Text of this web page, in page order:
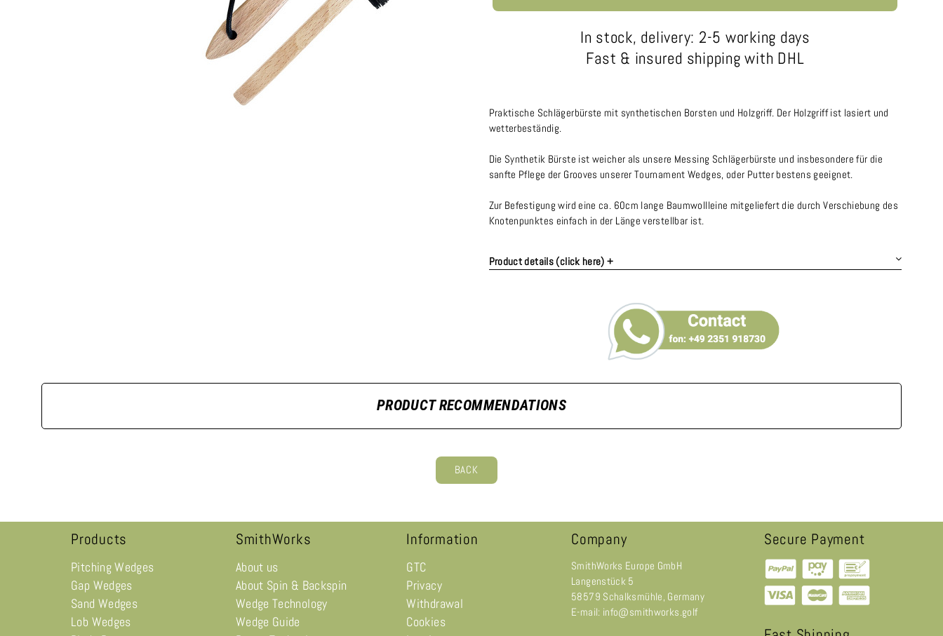
In stock, delivery: 2-5 working days
Fast & insured shipping with DHL
Praktische Schlägerbürste mit synthetischen Borsten und Holzgriff. Der Holzgriff ist lasiert und
wetterbeständig.
Die Synthetik Bürste ist weicher als unsere Messing Schlägerbürste und insbesondere für die
sanfte Pflege der Grooves unserer Tournament Wedges, oder Putter bestens geeignet.
Zur Befestigung wird eine ca. 60cm lange Baumwollleine mitgeliefert die durch Verschiebung des
Knotenpunktes einfach in der Länge verstellbar ist.
Product details (click here) +
PRODUCT RECOMMENDATIONS
BACK
Products
Pitching Wedges
Gap Wedges
Sand Wedges
Lob Wedges
SmithWorks
About us
About Spin & Backspin
Wedge Technology
Wedge Guide
Information
GTC
Privacy
Withdrawal
Cookies
Company
SmithWorks Europe GmbH
Langenstück 5
58579 Schalksmühle, Germany
E-mail: info@smithworks.golf
Secure Payment